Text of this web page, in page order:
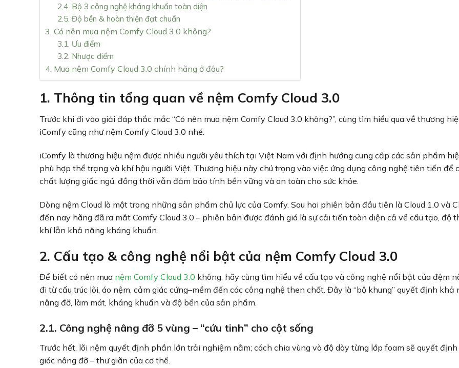
2.4. Bộ 3 công nghệ kháng khuẩn toàn diện
2.5. Độ bền & hoàn thiện đạt chuẩn
3. Có nên mua nệm Comfy Cloud 3.0 không?
3.1. Ưu điểm
3.2. Nhược điểm
4. Mua nệm Comfy Cloud 3.0 chính hãng ở đâu?
1. Thông tin tổng quan về nệm Comfy Cloud 3.0
Trước khi đi vào giải đáp thắc mắc “Có nên mua nệm Comfy Cloud 3.0 không?”, cùng tìm hiểu qua về thương
iComfy cũng như nệm Comfy Cloud 3.0 nhé.
iComfy là thương hiệu nệm được nhiều người yêu thích tại Việt Nam với định hướng cung cấp các sản phẩm
phù hợp thể trạng và khí hậu người Việt. Thương hiệu này chú trọng vào việc ứng dụng công nghệ tiên tiến để
chất lượng giấc ngủ, đồng thời vẫn đảm bảo tính bền vững và an toàn cho sức khỏe.
Dòng nệm Cloud là một trong những sản phẩm chủ lực của Comfy. Sau hai phiên bản đầu tiên là Cloud 1.0 và
đến nay hãng đã ra mắt Comfy Cloud 3.0 – phiên bản được đánh giá là sự cải tiến toàn diện cả về cấu tạo, độ
khí lẫn khả năng kháng khuẩn.
2. Cấu tạo & công nghệ nổi bật của nệm Comfy Cloud 3.0
Để biết có nên mua nệm Comfy Cloud 3.0 không, hãy cùng tìm hiểu về cấu tạo và công nghệ nổi bật của đệm
đi từ cấu trúc lõi, áo nệm, cảm giác cứng–mềm đến các công nghệ then chốt. Đây là “bộ khung” quyết định khả
nâng đỡ, làm mát, kháng khuẩn và độ bền của sản phẩm.
2.1. Công nghệ nâng đỡ 5 vùng – “cứu tinh” cho cột sống
Trước hết, lõi nệm quyết định phần lớn trải nghiệm nằm; cách chia vùng và độ dày từng lớp foam sẽ quyết định
giác nâng đỡ – thư giãn của cơ thể.